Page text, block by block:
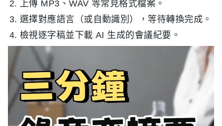
上傳 MP3、WAV 等常見格式檔案。
選擇對應語言（或自動識別），等待轉換完成。
檢視逐字稿並下載 AI 生成的會議紀要。